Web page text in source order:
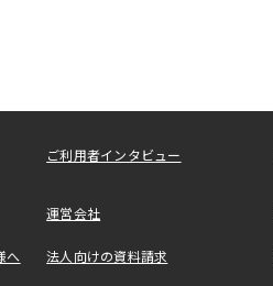
ご利用者インタビュー
運営会社
へ 法人向けの資料請求